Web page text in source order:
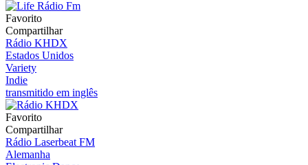
Favorito
Compartilhar
Rádio KHDX
Estados Unidos
Variety
Indie
transmitido em inglês
Favorito
Compartilhar
Rádio Laserbeat FM
Alemanha